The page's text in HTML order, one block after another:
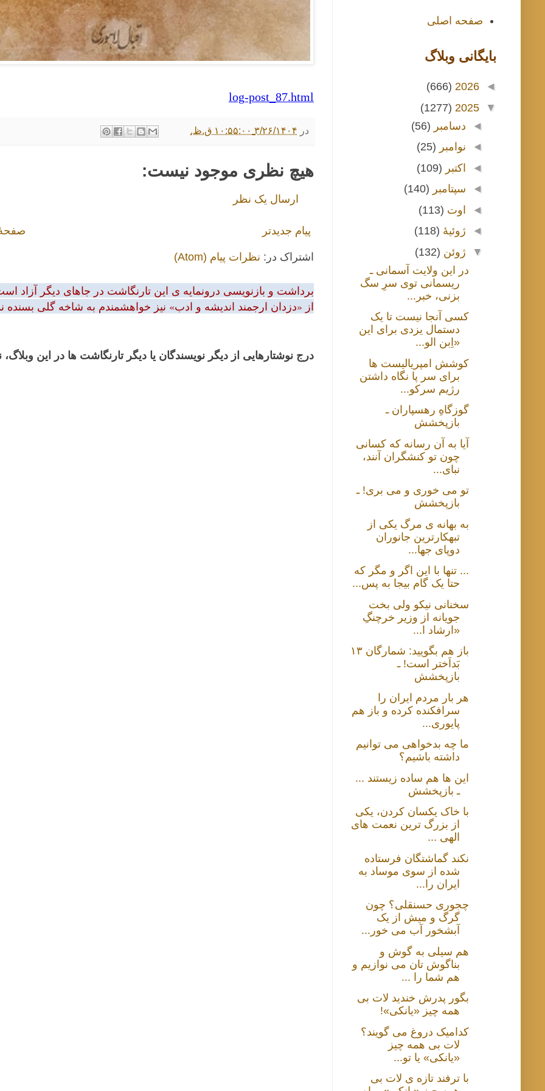
log-post_87.html
در ۳/۲۶/۱۴۰۴ ۱۰:۵۵:۰۰ ق.ظ.
هیچ نظری موجود نیست:
ارسال یک نظر
پیام جدیدتر
اشتراک در: نظرات پیام (Atom)
برداشت و بازنویسی درونمایه ی این تارنگاشت در جاهای دیگر آزاد
از «دزدان ارجمند اندیشه و ادب» نیز خواهشمندم به شاخه گلی بسنده
درج نوشتارهایی از دیگر نویسندگان یا دیگر تارنگاشت ها در این
صفحه اصلی
بايگانی وبلاگ
◄
2026
(666)
▼
2025
(1277)
◄ دسامبر (56)
◄ نوامبر (25)
◄ اکتبر (109)
◄ سپتامبر (140)
◄ اوت (113)
◄ ژوئیهٔ (118)
▼ ژوئن (132)
در این ولایت آسمانی ـ
ریسمانی توی سرِ سگ
بزنی، خبر...
کسی آنجا نیست تا یک
دستمال یزدی برای این
«اِبن الو...
کوشش امپریالیست ها
برای سر پا نگاه داشتن
رژیم سرکو...
گوزگاهِ رهسپاران ـ
بازپخشش
آیا به آن رسانه که کسانی
چون تو کنشگران آنند،
نبای...
تو می خوری و می بری! ـ
بازپخشش
به بهانه ی مرگ یکی از
تبهکارترین جانوران
دوپای جها...
... تنها با این اگر و مگر که
حتا یک گام بیجا به پس...
سخنانی نیکو ولی بخت
جویانه از وزیر خرچنگِ
«ارشاد ا...
باز هم بگویید: شمارگان ۱۳
بَداَختر است! ـ
بازپخشش
هر بار مردم ایران را
سرافکنده کرده و باز هم
پایوری...
ما چه بدخواهی می توانیم
داشته باشیم؟
این ها هم ساده زیستند ...
ـ بازپخشش
با خاک یکسان کردن، یکی
از بزرگ ترین نعمت های
الهی ...
نکند گماشتگان فرستاده
شده از سوی موساد به
ایران را...
چجوری حسنقلی؟ چون
گرگ و میش از یک
آبشخور آب می خور...
هم سیلی به گوش و
بناگوش تان می نوازیم و
هم شما را ...
بگور پدرش خندید لات بی
همه چیز «یانکی»!
کدامیک دروغ می گویند؟
لات بی همه چیز
«یانکی» یا تو...
با ترفند تازه ی لات بی